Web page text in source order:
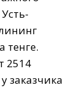
тенге.
2514
заказчика